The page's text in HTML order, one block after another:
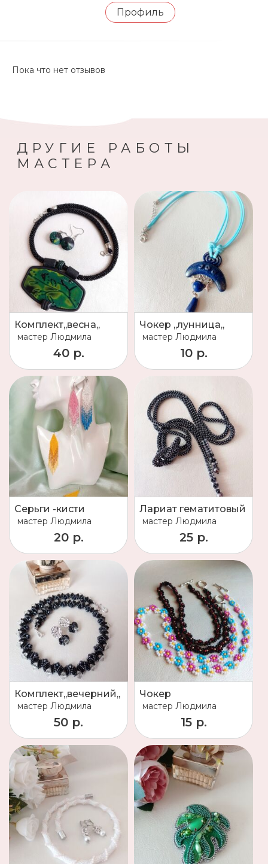
Профиль
Пока что нет отзывов
ДРУГИЕ РАБОТЫ
МАСТЕРА
Комплект,,весна,,
мастер Людмила
40 р.
Чокер ,,лунница,,
мастер Людмила
10 р.
Серьги -кисти
мастер Людмила
20 р.
Лариат гематитовый
мастер Людмила
25 р.
Комплект,,вечерний,,
мастер Людмила
50 р.
Чокер
мастер Людмила
15 р.